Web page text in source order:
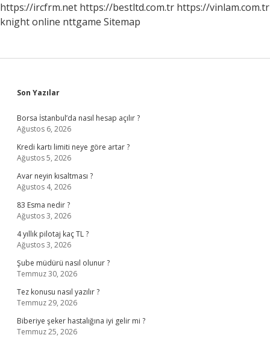
https://ircfrm.net https://bestltd.com.tr https://vinlam.com.tr
knight online nttgame Sitemap
Sidebar
Son Yazılar
Borsa İstanbul’da nasıl hesap açılır ?
Ağustos 6, 2026
Kredi kartı limiti neye göre artar ?
Ağustos 5, 2026
Avar neyin kısaltması ?
Ağustos 4, 2026
83 Esma nedir ?
Ağustos 3, 2026
4 yıllık pilotaj kaç TL ?
Ağustos 3, 2026
Şube müdürü nasıl olunur ?
Temmuz 30, 2026
Tez konusu nasıl yazılır ?
Temmuz 29, 2026
Biberiye şeker hastalığına iyi gelir mi ?
Temmuz 25, 2026